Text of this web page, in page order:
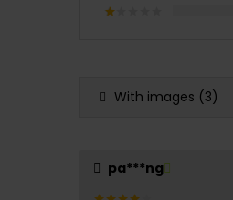
Note
With images (3)
pa***ng